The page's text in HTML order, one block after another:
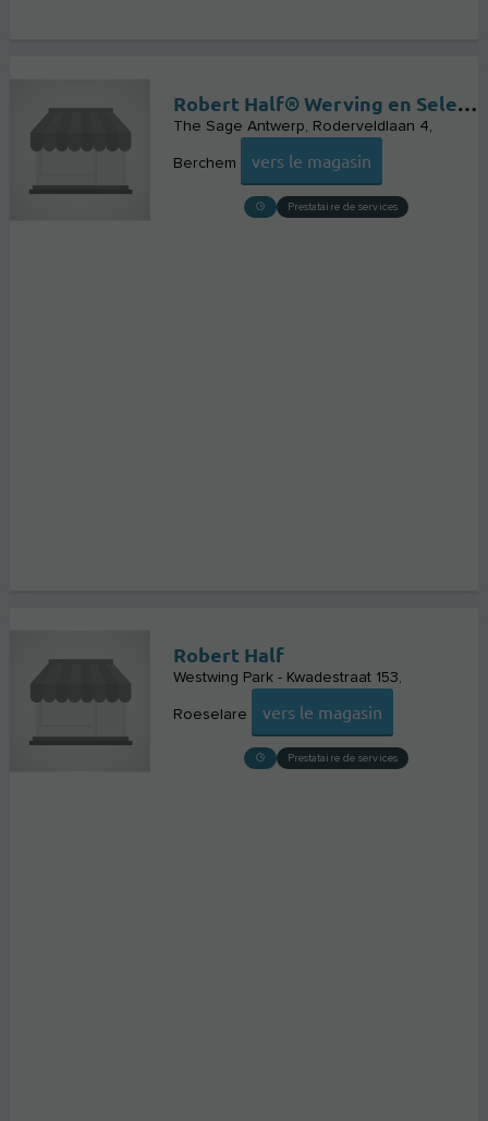
Robert Half® Werving en Selectie
The Sage Antwerp, Roderveldlaan 4
Berchem vers le magasin
Prestataire de services
Robert Half
Westwing Park - Kwadestraat 153
Roeselare vers le magasin
Prestataire de services